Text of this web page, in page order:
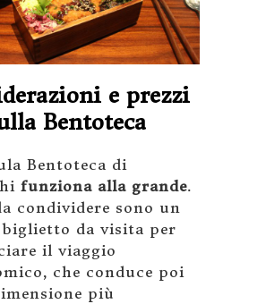
e prezzi
Bentoteca
Bentoteca di
funziona alla grande.
condividere sono un
da visita per
il viaggio
che conduce poi
più